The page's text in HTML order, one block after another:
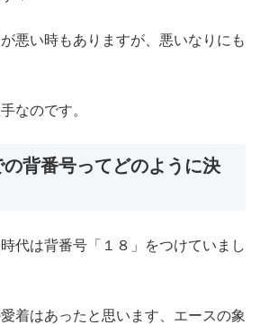
悪い時もありますが、悪いなりにも
なのです。
背番号ってどのように決
代は背番号「１８」をつけていまし
着はあったと思います、エースの象